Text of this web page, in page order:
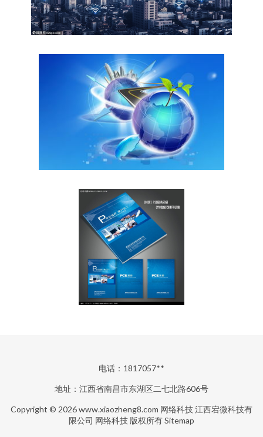
电话：1817057**
地址：江西省南昌市东湖区二七北路606号
Copyright © 2026www.xiaozheng8.com 网络科技江西宕微科技有
限公司 网络科技 版权所有Sitemap